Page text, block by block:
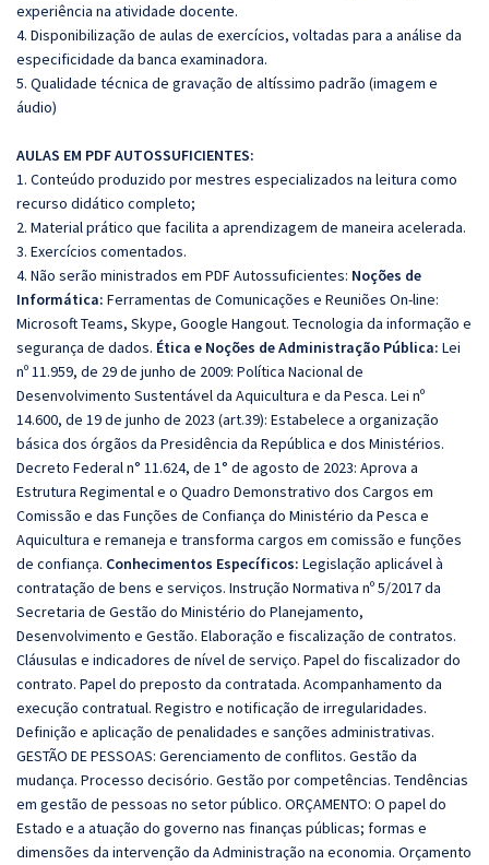
experiência na atividade docente.
4. Disponibilização de aulas de exercícios, voltadas para a análise da
especificidade da banca examinadora.
5. Qualidade técnica de gravação de altíssimo padrão (imagem e
áudio)
AULAS EM PDF AUTOSSUFICIENTES:
1. Conteúdo produzido por mestres especializados na leitura como
recurso didático completo;
2. Material prático que facilita a aprendizagem de maneira acelerada.
3. Exercícios comentados.
4. Não serão ministrados em PDF Autossuficientes: Noções de
Informática: Ferramentas de Comunicações e Reuniões On-line:
Microsoft Teams, Skype, Google Hangout. Tecnologia da informação e
segurança de dados. Ética e Noções de Administração Pública: Lei
nº 11.959, de 29 de junho de 2009: Política Nacional de
Desenvolvimento Sustentável da Aquicultura e da Pesca. Lei nº
14.600, de 19 de junho de 2023 (art.39): Estabelece a organização
básica dos órgãos da Presidência da República e dos Ministérios.
Decreto Federal n° 11.624, de 1° de agosto de 2023: Aprova a
Estrutura Regimental e o Quadro Demonstrativo dos Cargos em
Comissão e das Funções de Confiança do Ministério da Pesca e
Aquicultura e remaneja e transforma cargos em comissão e funções
de confiança. Conhecimentos Específicos: Legislação aplicável à
contratação de bens e serviços. Instrução Normativa nº 5/2017 da
Secretaria de Gestão do Ministério do Planejamento,
Desenvolvimento e Gestão. Elaboração e fiscalização de contratos.
Cláusulas e indicadores de nível de serviço. Papel do fiscalizador do
contrato. Papel do preposto da contratada. Acompanhamento da
execução contratual. Registro e notificação de irregularidades.
Definição e aplicação de penalidades e sanções administrativas.
GESTÃO DE PESSOAS: Gerenciamento de conflitos. Gestão da
mudança. Processo decisório. Gestão por competências. Tendências
em gestão de pessoas no setor público. ORÇAMENTO: O papel do
Estado e a atuação do governo nas finanças públicas; formas e
dimensões da intervenção da Administração na economia. Orçamento